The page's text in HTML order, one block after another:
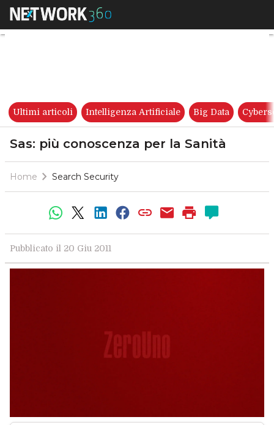
Sas: più conoscenza per la
Ultimi articoli Intelligenza Artificiale Big Data
Sas: più conoscenza per la Sanità
Home Search Security
Pubblicato il 20 Giu 2011